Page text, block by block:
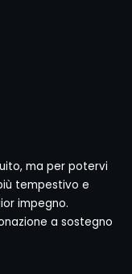
ma per potervi
tempestivo e
impegno.
a sostegno